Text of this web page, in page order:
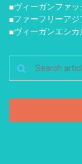
■ヴィーガンファッ
■ファーフリーアジ
■ヴィーガンエシカ